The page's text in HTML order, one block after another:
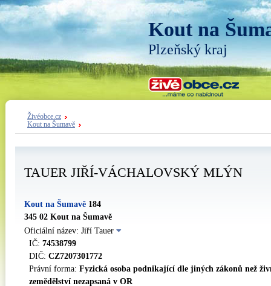
Kout na
Plzeňský kraj
Živéobce.cz
Kout na Šumavě
TAUER JIŘÍ-VÁCHALOVSKÝ MLÝN
Kout na Šumavě 184
345 02 Kout na Šumavě
Oficiální název: Jiří Tauer
IČ: 74538799
DIČ: CZ7207301772
Právní forma: Fyzická osoba podnikající dle jiných zákonů než
zemědělství nezapsaná v OR